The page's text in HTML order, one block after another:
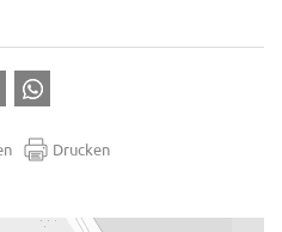
Drucken